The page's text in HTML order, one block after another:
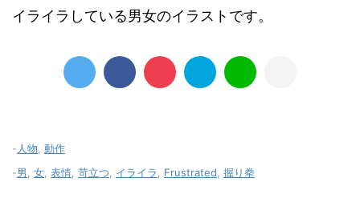
イライラしている男女のイラストです。
- 人物 動作
-男 女 表情 苛立つ イライラ Frustrated 握り拳